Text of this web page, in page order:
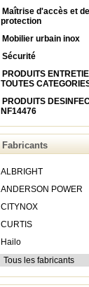
Maîtrise d'accès et de
protection
Mobilier urbain inox
Sécurité
PRODUITS
TOUTES
PRODUITS
NF14476
Fabricants
ALBRIGHT
ANDERSON POWER
CITYNOX
CURTIS
Hailo